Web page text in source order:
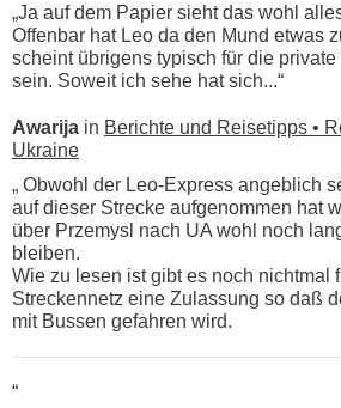
„Ja auf dem Papier sieht das wohl
Offenbar hat Leo da den Mund etwas
scheint übrigens typisch für die
sein. Soweit ich sehe hat sich...“
Awarija in Berichte und Reisetipps •
Ukraine
„ Obwohl der Leo-Express angeblich
auf dieser Strecke aufgenommen hat
über Przemysl nach UA wohl noch
bleiben.
Wie zu lesen ist gibt es noch nichtmal
Streckennetz eine Zulassung so daß
mit Bussen gefahren wird.
“